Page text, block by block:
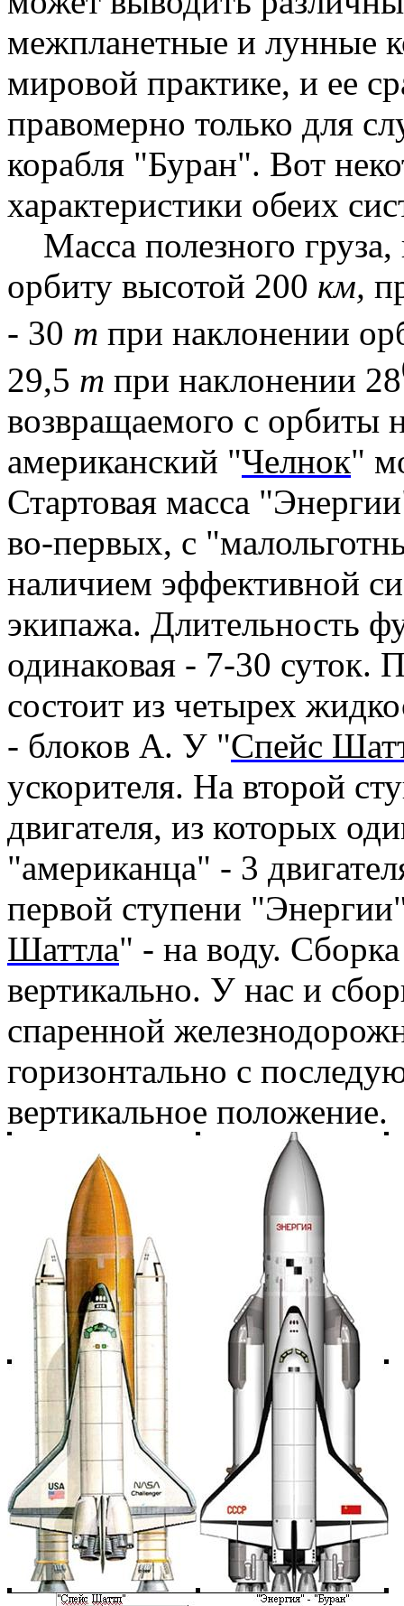
межпланетные и лунные
мировой практике, и ее
правомерно только для
корабля "Буран". Вот
характеристики обеих
Масса полезного
орбиту высотой 200 км,
- 30 т при наклонении
29,5 т при наклонении 28
возвращаемого с орбиты
американский "Челнок"
Стартовая масса
во-первых, с
наличием эффективной
экипажа. Длительность
одинаковая - 7-30 суток.
состоит из четырех
- блоков А. У "Спейс
ускорителя. На второй
двигателя, из которых
"американца" - 3
первой ступени
Шаттла" - на воду.
вертикально. У нас и
спаренной
горизонтально с
вертикальное положение.